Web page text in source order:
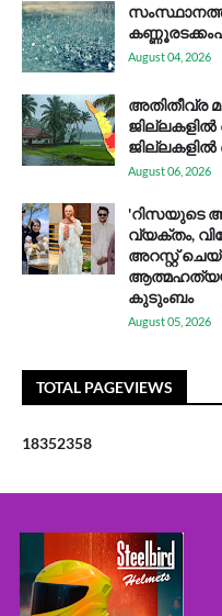
August 04, 2026
അതിതീവ്ര
August 06, 2026
'റിസയുടെ
വ്യക്തം,
അറസ്റ്റ്
കുടുംബം
August 05, 2026
TOTAL PAGEVIEWS
18352358